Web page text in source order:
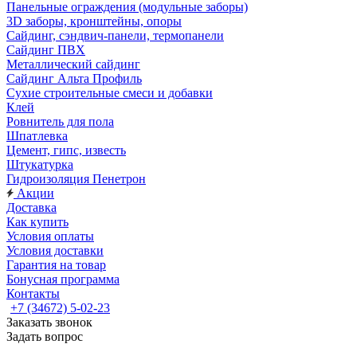
Панельные ограждения (модульные заборы)
3D заборы, кронштейны, опоры
Cайдинг, сэндвич-панели, термопанели
Сайдинг ПВХ
Металлический сайдинг
Сайдинг Альта Профиль
Сухие строительные смеси и добавки
Клей
Ровнитель для пола
Шпатлевка
Цемент, гипс, известь
Штукатурка
Гидроизоляция Пенетрон
Акции
Доставка
Как купить
Условия оплаты
Условия доставки
Гарантия на товар
Бонусная программа
Контакты
+7 (34672) 5-02-23
Заказать звонок
Задать вопрос